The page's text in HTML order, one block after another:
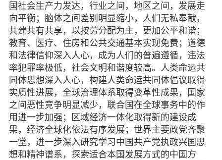
国社会生产力发达，行业之间，地区之间，发展走
向平衡；脑体之间差别明显缩小，人们无私奉献，
共建共有共享，以按劳分配为主，更加公平和谐；
教育、医疗、住房和公共交通基本实现免费；道德
和法律信仰深入人心，成为人们的普遍遵循，违法
率犯罪率极低，社会文明和谐度较高。人类命运共
同体思想深入人心，构建人类命运共同体倡议取得
实质性进展，全球治理体系取得变革性成果，国家
之间恶性竞争明显减少，联合国在全球事务中的作
用进一步加强；区域经济一体化取得新的建设成
果，经济全球化依法有序发展；世界主要政党齐聚
一堂，进一步深入研究学习中国共产党执政兴国思
想和精神谱系，探索适合本国发展方式的中国方